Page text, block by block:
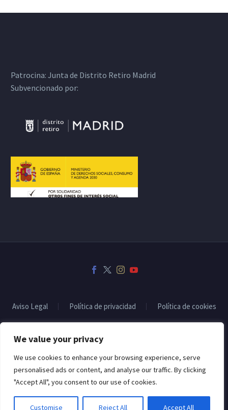
We value your privacy
We use cookies to enhance your browsing experience, serve
personalised ads or content, and analyse our traffic. By clicking
"Accept All", you consent to our use of cookies.
Customise Reject All Accept All
Patrocina: Junta de Distrito Retiro Madrid
Subvencionado por:
Aviso Legal Política de privacidad Política de cookies
2022 © Copyrights CodexThemesSubvencionado por: